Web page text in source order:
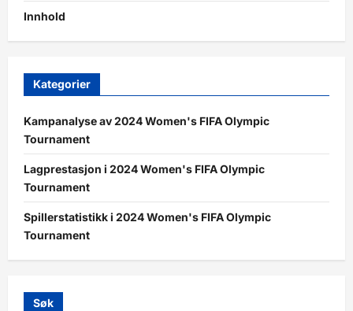
Innhold
Kategorier
Kampanalyse av 2024 Women's FIFA Olympic
Tournament
Lagprestasjon i 2024 Women's FIFA Olympic
Tournament
Spillerstatistikk i 2024 Women's FIFA Olympic
Tournament
Søk